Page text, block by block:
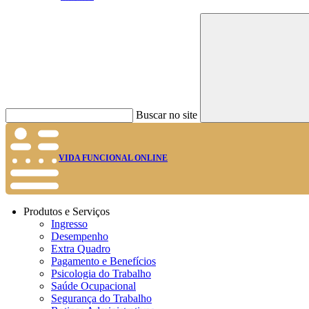
Buscar no site
VIDA FUNCIONAL ONLINE
Produtos e Serviços
Ingresso
Desempenho
Extra Quadro
Pagamento e Benefícios
Psicologia do Trabalho
Saúde Ocupacional
Segurança do Trabalho